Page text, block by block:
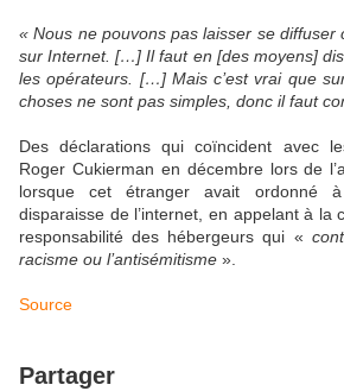
« Nous ne pouvons pas laisser se diffuser
sur Internet. […] Il faut en [des moyens]
les opérateurs.
[…] Mais c’est vrai que
choses ne sont pas simples, donc il faut
Des déclarations qui coïncident avec
Roger Cukierman en décembre lors de
lorsque cet étranger avait ordonné
disparaisse de l’internet, en appelant à la
responsabilité des hébergeurs qui «
racisme ou l’antisémitisme ».
Source
Partager